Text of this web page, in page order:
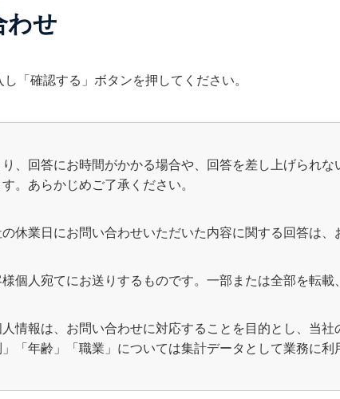
わせ
「確認する」ボタンを押してください。
、回答にお時間がかかる場合や、回答を差し上げられ
。あらかじめご了承ください。
休業日にお問い合わせいただいた内容に関する回答は
個人宛てにお送りするものです。一部または全部を転載
情報は、お問い合わせに対応することを目的とし、当社
「年齢」「職業」については集計データとして業務に利